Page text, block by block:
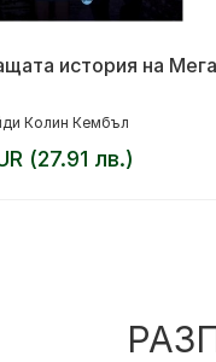
история на
Колин Кембъл
(27.91 лв.)